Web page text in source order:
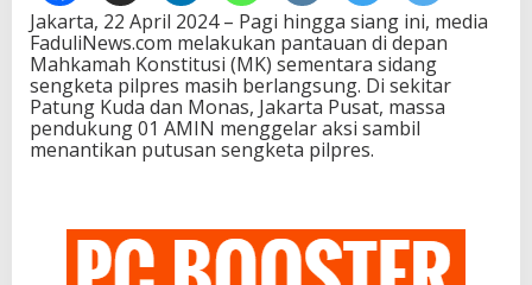
Jakarta, 22 April 2024 – Pagi hingga siang ini, media
FaduliNews.com melakukan pantauan di depan
Mahkamah Konstitusi (MK) sementara sidang
sengketa pilpres masih berlangsung. Di sekitar
Patung Kuda dan Monas, Jakarta Pusat, massa
pendukung 01 AMIN menggelar aksi sambil
menantikan putusan sengketa pilpres.